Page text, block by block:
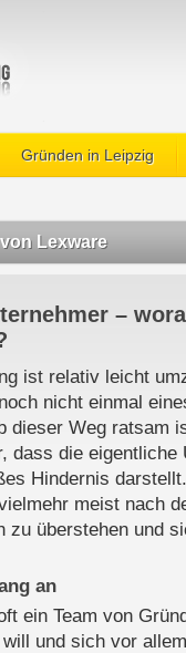
Gründen in Leipzig
Lexware
–
ist relativ leicht
nicht einmal
dieser Weg ratsam
dass die eigentliche
Hindernis
meist nach
zu überstehen und
an
ein Team von
und sich vor